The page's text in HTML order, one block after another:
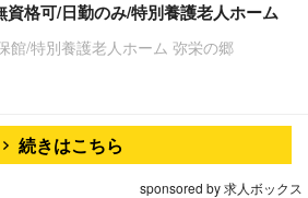
資格可/日勤のみ/特別養護老人ホーム
館/特別養護老人ホーム 弥栄の郷
続きはこちら
sponsored by 求人ボックス